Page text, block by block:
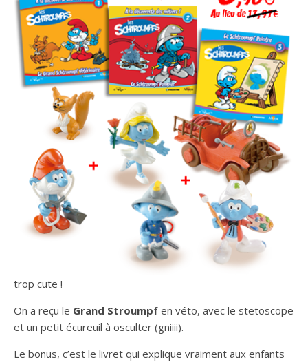
trop cute !
On a reçu le Grand Stroumpf en véto, avec le stetoscope
et un petit écureuil à osculter (gniiii).
Le bonus, c’est le livret qui explique vraiment aux enfants